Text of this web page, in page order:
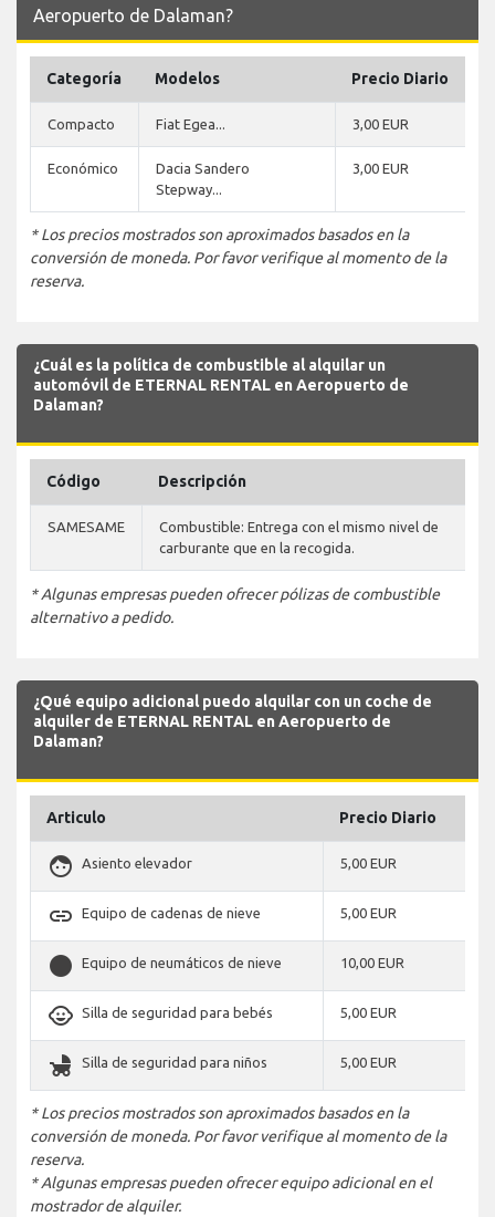
Aeropuerto de Dalaman?
Categoría Modelos Precio Diario
Compacto Fiat Egea... 3,00 EUR
Económico
Dacia Sandero
Stepway...
3,00 EUR
* Los precios mostrados son aproximados basados en la
conversión de moneda. Por favor verifique al momento de la
reserva.
¿Cuál es la política de combustible al alquilar un
automóvil de ETERNAL RENTAL en Aeropuerto de
Dalaman?
Código Descripción
SAMESAME
Combustible: Entrega con el mismo nivel de
carburante que en la recogida.
* Algunas empresas pueden ofrecer pólizas de combustible
alternativo a pedido.
¿Qué equipo adicional puedo alquilar con un coche de
alquiler de ETERNAL RENTAL en Aeropuerto de
Dalaman?
Articulo Precio Diario
face Asiento elevador 5,00 EUR
link Equipo de cadenas de nieve 5,00 EUR
stop_circle Equipo de neumáticos de nieve 10,00 EUR
child_care Silla de seguridad para bebés 5,00 EUR
child_friendly Silla de seguridad para niños 5,00 EUR
* Los precios mostrados son aproximados basados en la
conversión de moneda. Por favor verifique al momento de la
reserva.
* Algunas empresas pueden ofrecer equipo adicional en el
mostrador de alquiler.